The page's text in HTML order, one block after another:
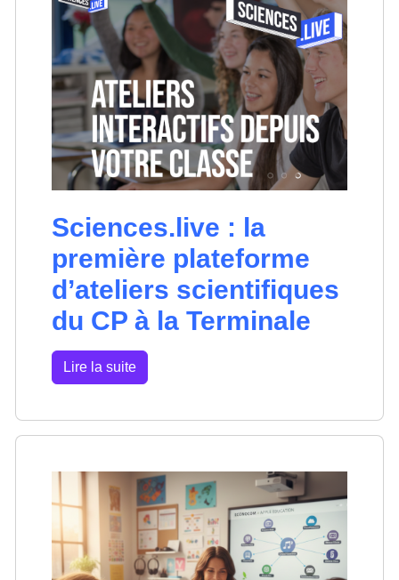
Sciences.live : la
première plateforme
d’ateliers scientifiques
du CP à la Terminale
Lire la suite